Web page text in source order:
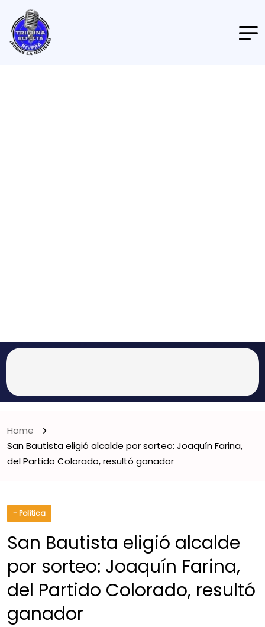
Home
San Bautista eligió alcalde por sorteo: Joaquín Farina,
del Partido Colorado, resultó ganador
- Política
San Bautista eligió alcalde
por sorteo: Joaquín Farina,
del Partido Colorado, resultó
ganador